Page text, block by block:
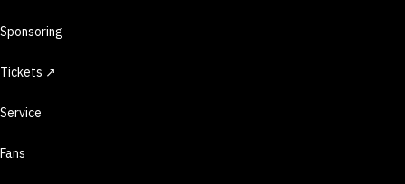
Sponsoring
Tickets ↗
Service
Fans